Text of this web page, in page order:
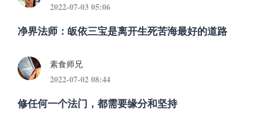
2022-07-03 05:06
净界法师：皈依三宝是离开生死苦海最好的道路
素食师兄
2022-07-02 08:44
修任何一个法门，都需要缘分和坚持